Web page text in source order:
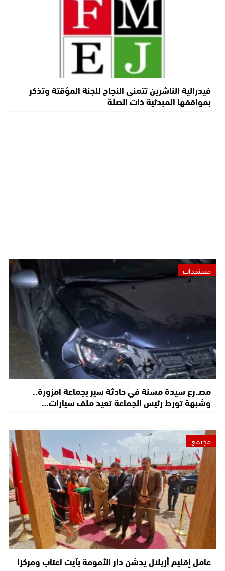
فيدرالية الناشرين تتمنى النجاح للجنة المؤقتة وتذكر
بمواقفها المبدئية ذات الصلة
مستجدات
مصـ.رع سيدة مسنة في حادثة سير بجماعة امزورة..
وشبهة تورط رئيس الجماعة تعيد ملف سيارات…
مجتمع
عامل إقليم أزيلال يدشن دار الأمومة بآيت اعتاب ومركزا